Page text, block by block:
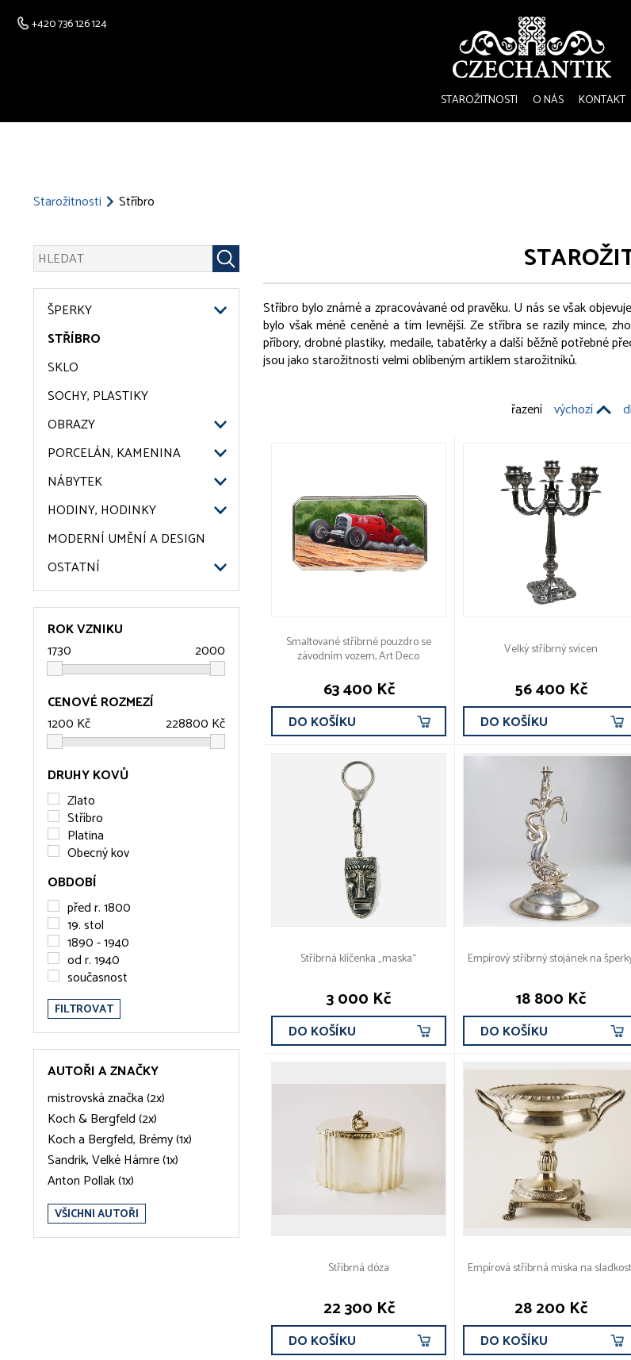
+420 736 126 124
STAROŽITNOSTI O NÁS KONTAKT
Starožitnosti Stříbro
ŠPERKY
STŘÍBRO
SKLO
SOCHY, PLASTIKY
OBRAZY
PORCELÁN, KAMENINA
NÁBYTEK
HODINY, HODINKY
MODERNÍ UMĚNÍ A DESIGN
OSTATNÍ
ROK VZNIKU
CENOVÉ ROZMEZÍ
DRUHY KOVŮ
Zlato
Stříbro
Platina
Obecný kov
OBDOBÍ
před r. 1800
19. stol
1890 - 1940
od r. 1940
současnost
FILTROVAT
AUTOŘI A ZNAČKY
mistrovská značka (2x)
Koch & Bergfeld (2x)
Koch a Bergfeld, Brémy (1x)
Sandrik, Velké Hámre (1x)
Anton Pollak (1x)
VŠICHNI AUTOŘI
Stříbro bylo známé a zpracovávané od pravěku. U nás se však
bylo však méně ceněné a tím levnější. Ze stříbra se razily mince,
příbory, drobné plastiky, medaile, tabatěrky a další běžně potřebné
jsou jako starožitnosti velmi oblíbeným artiklem starožitníků.
řazení výchozí
Smaltované stříbrné pouzdro se
závodním vozem, Art Deco
63 400 Kč
DO KOŠÍKU
Velký stříbrný svícen
56 400 Kč
DO KOŠÍKU
Stříbrná klíčenka „maska“
3 000 Kč
DO KOŠÍKU
Empírový stříbrný stojánek na
18 800 Kč
DO KOŠÍKU
Stříbrná dóza
22 300 Kč
DO KOŠÍKU
Empírová stříbrná miska na
28 200 Kč
DO KOŠÍKU